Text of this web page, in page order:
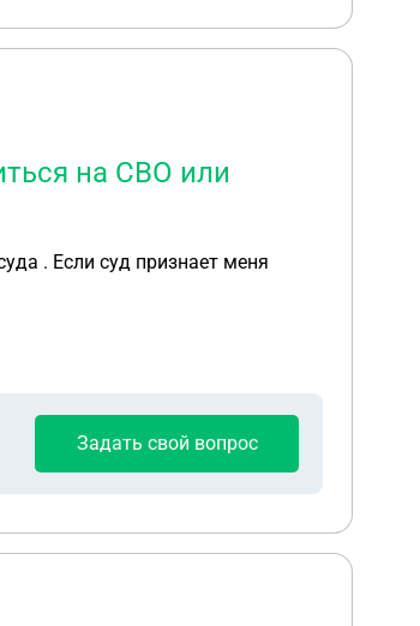
на СВО или
. Если суд признает меня
Задать свой вопрос